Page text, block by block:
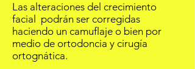
Las alteraciones del crecimiento
facial podrán ser corregidas
haciendo un camuflaje o bien por
medio de ortodoncia y cirugía
ortognática.